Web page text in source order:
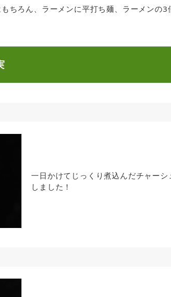
ちろん、ラーメンに平打ち麺、ラーメンの
一日かけてじっくり煮込んだチャー
しました！